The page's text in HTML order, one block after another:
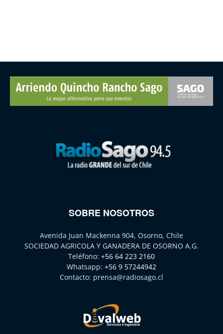
SOBRE NOSOTROS
Avenida Juan Mackenna 904, Osorno, Chile
SOCIEDAD AGRICOLA Y GANADERA DE OSORNO A.G.
Teléfono: +56 64 223 2160
Whatsapp: +56 9 57244942
Contacto: prensa@radiosago.cl